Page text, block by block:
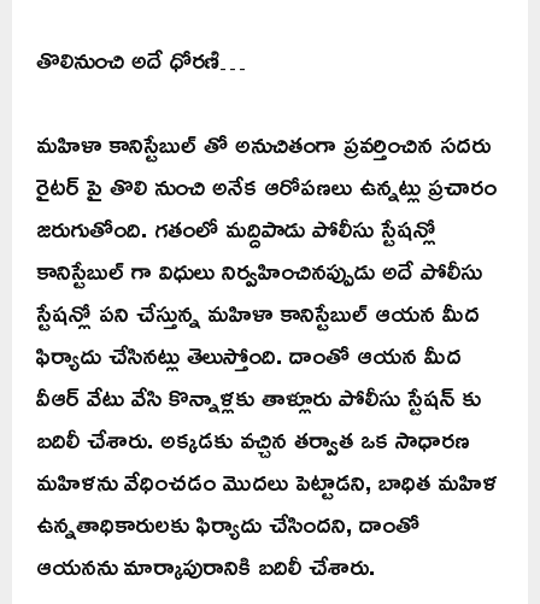
తొలినుంచి అదే ధోరణి…
మహిళా కానిస్టేబుల్ తో అనుచితంగా ప్రవర్తించిన సదరు
రైటర్ పై తొలి నుంచి అనేక ఆరోపణలు ఉన్నట్లు ప్రచారం
జరుగుతోంది. గతంలో మద్దిపాడు పోలీసు స్టేషన్లో
కానిస్టేబుల్ గా విధులు నిర్వహించినప్పుడు అదే పోలీసు
స్టేషన్లో పని చేస్తున్న మహిళా కానిస్టేబుల్ ఆయన మీద
ఫిర్యాదు చేసినట్లు తెలుస్తోంది. దాంతో ఆయన మీద
వీఆర్ వేటు వేసి కొన్నాళ్లకు తాళ్లూరు పోలీసు స్టేషన్ కు
బదిలీ చేశారు. అక్కడకు వచ్చిన తర్వాత ఒక సాధారణ
మహిళను వేధించడం మొదలు పెట్టాడని, బాధిత మహిళ
ఉన్నతాధికారులకు ఫిర్యాదు చేసిందని, దాంతో
ఆయనను మార్కాపురానికి బదిలీ చేశారు.